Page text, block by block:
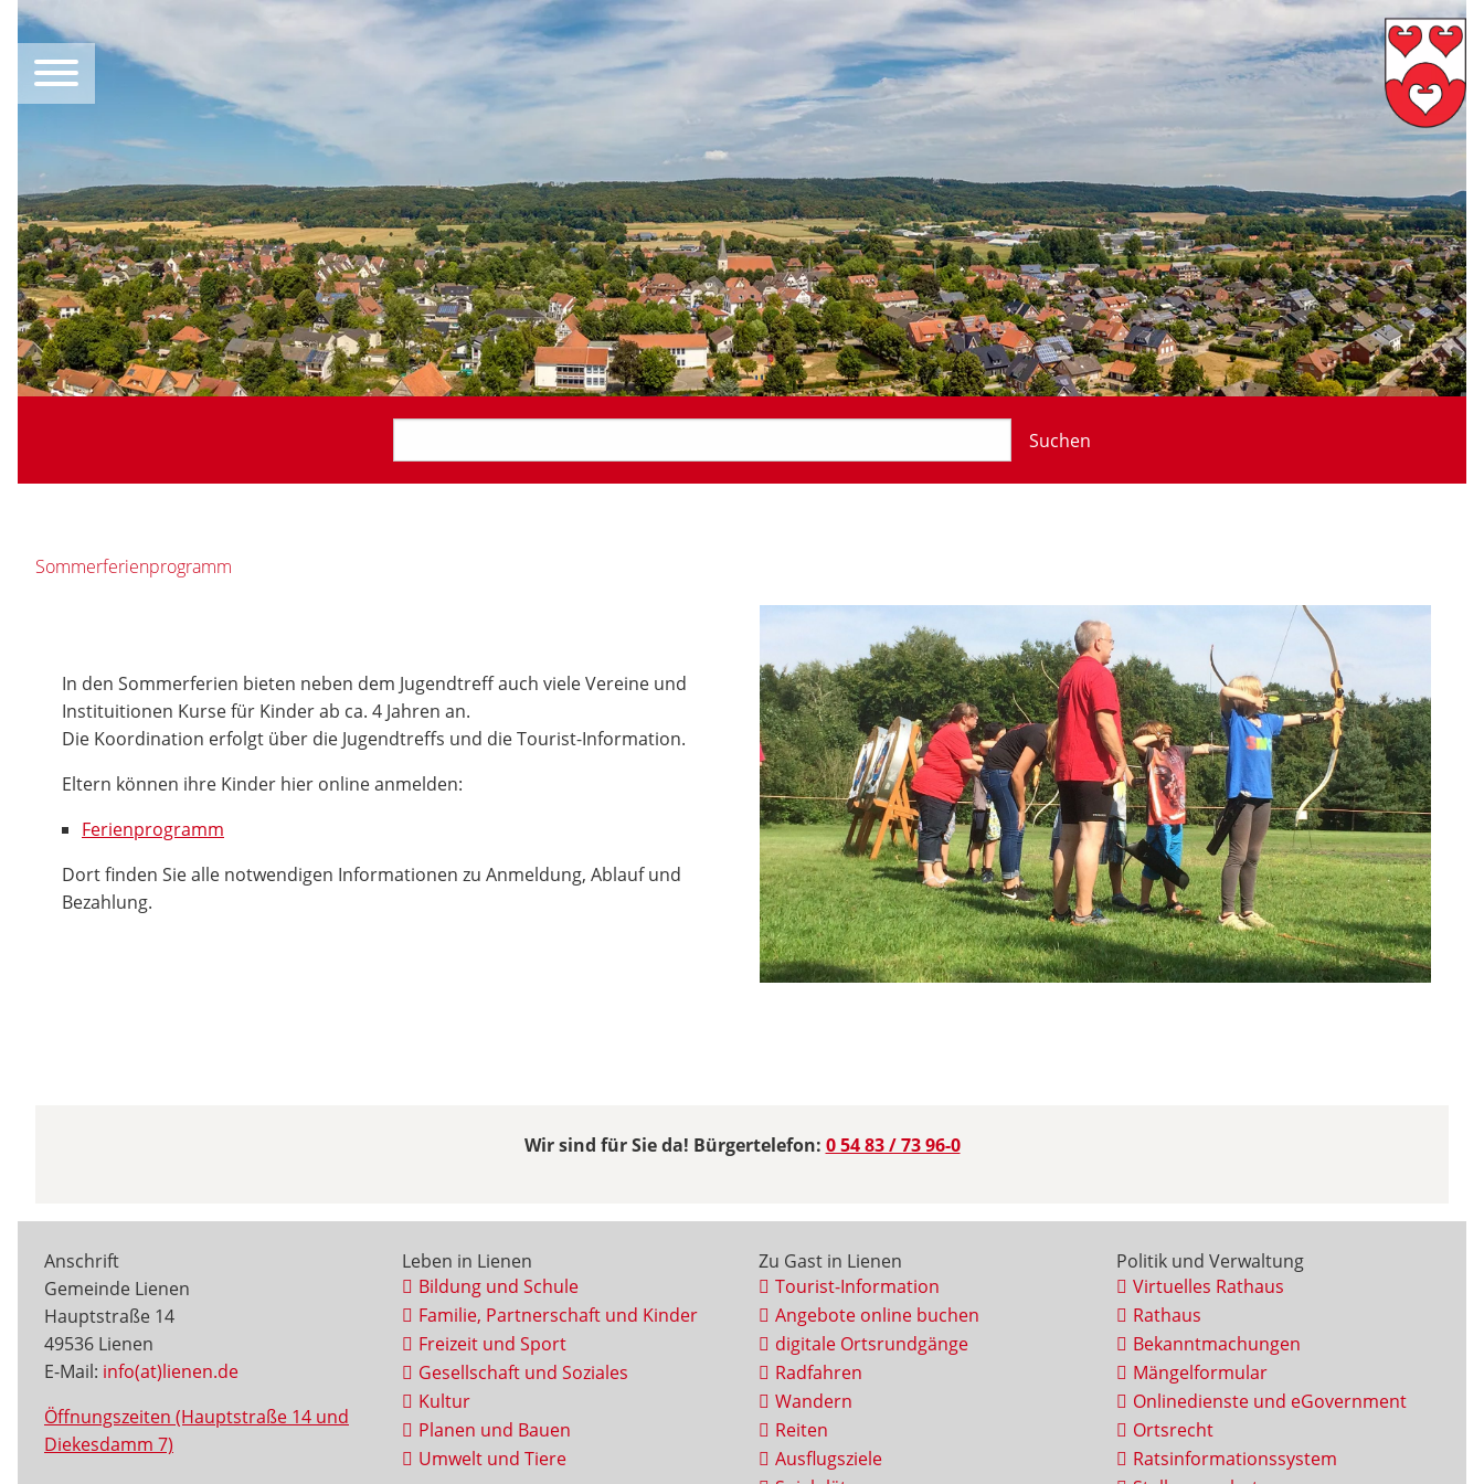
Suchen
Sommerferienprogramm
In den Sommerferien bieten neben dem Jugendtreff auch viele Vereine und
Instituitionen Kurse für Kinder ab ca. 4 Jahren an.
Die Koordination erfolgt über die Jugendtreffs und die Tourist-Information.
Eltern können ihre Kinder hier online anmelden:
Ferienprogramm
Dort finden Sie alle notwendigen Informationen zu Anmeldung, Ablauf und
Bezahlung.
Wir sind für Sie da! Bürgertelefon: 0 54 83 / 73 96-0
Anschrift
Gemeinde Lienen
Hauptstraße 14
49536 Lienen
E-Mail: info(at)lienen.de
Öffnungszeiten (Hauptstraße 14 und
Diekesdamm 7)
Leben in Lienen
Bildung und Schule
Familie, Partnerschaft und Kinder
Freizeit und Sport
Gesellschaft und Soziales
Kultur
Planen und Bauen
Umwelt und Tiere
Zu Gast in Lienen
Tourist-Information
Angebote online buchen
digitale Ortsrundgänge
Radfahren
Wandern
Reiten
Ausflugsziele
Politik und Verwaltung
Virtuelles Rathaus
Rathaus
Bekanntmachungen
Mängelformular
Onlinedienste und eGovernment
Ortsrecht
Ratsinformationssystem